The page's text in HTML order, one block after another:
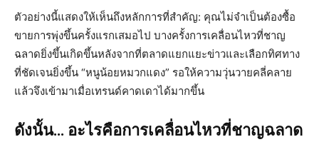
ตัวอย่างนี้แสดงให้เห็นถึงหลักการที่สำคัญ: คุณไม่จำเป็นต้องซื้อ
ขายการพุ่งขึ้นครั้งแรกเสมอไป บางครั้งการเคลื่อนไหวที่ชาญ
ฉลาดยิ่งขึ้นเกิดขึ้นหลังจากที่ตลาดแยกแยะข่าวและเลือกทิศทาง
ที่ชัดเจนยิ่งขึ้น “หนูน้อยหมวกแดง” รอให้ความวุ่นวายคลี่คลาย
แล้วจึงเข้ามาเมื่อเทรนด์คาดเดาได้มากขึ้น
ดังนั้น… อะไรคือการเคลื่อนไหวที่ชาญฉลาด